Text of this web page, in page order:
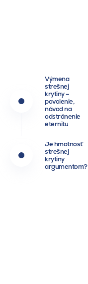
Výmena
strešnej
krytiny –
povolenie,
návod na
odstránenie
eternitu
Je hmotnosť
strešnej
krytiny
argumentom?